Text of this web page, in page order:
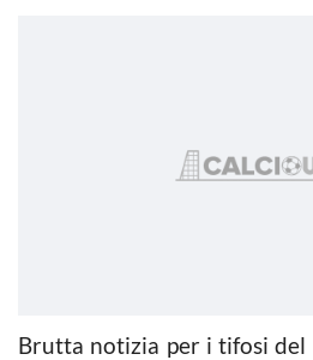
Brutta notizia per i tifosi del